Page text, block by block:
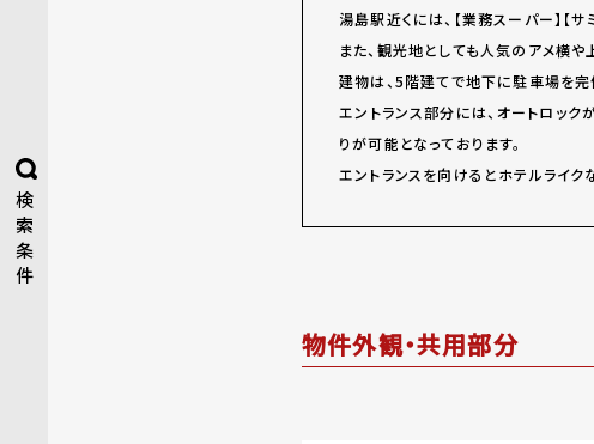
検
索
条
件
湯島駅近くには、【業務スーパー】【
また、観光地としても人気のアメ横
建物は、5階建てで地下に駐車場を完
エントランス部分には、オートロッ
りが可能となっております。
エントランスを向けるとホテルライ
物件外観・共用部分